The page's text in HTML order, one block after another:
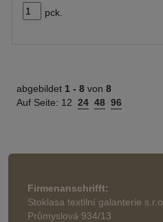
pck.
abgebildet 1 - 8 von 8
Auf Seite: 12 24 48 96
Firmenanschrifft:
Stoklasa textilní galanterie s.r.o.
Průmyslová 934/13